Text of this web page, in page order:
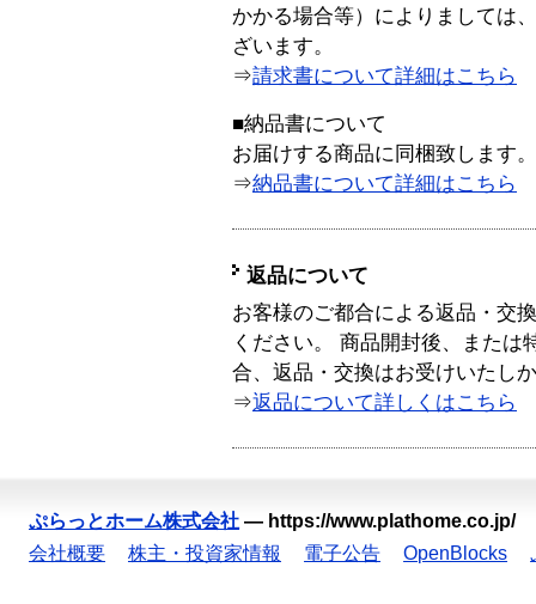
かかる場合等）によりましては
ざいます。
⇒請求書について詳細はこちら
■納品書について
お届けする商品に同梱致します。
⇒納品書について詳細はこちら
返品について
お客様のご都合による返品・交
ください。 商品開封後、または
合、返品・交換はお受けいたし
⇒返品について詳しくはこちら
ぷらっとホーム株式会社 — https://www.plathome.co.jp/
会社概要
株主・投資家情報 電子公告 OpenBlocks